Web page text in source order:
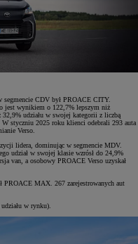
segmencie CDV był PROACE CITY.
jest wynikiem o 122,7% lepszym niż
udziału w swojej kategorii z liczbą
styczniu 2025 roku klienci odebrali 293 auta
Verso.
lidera, dominując w segmencie MDV.
udział w swojej klasie wzrósł do 24,9%
van, a osobowy PROACE Verso uzyskał
PROACE MAX. 267 zarejestrowanych aut
w rynku).